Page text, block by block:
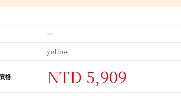
―
yellow
格 NTD 5,909